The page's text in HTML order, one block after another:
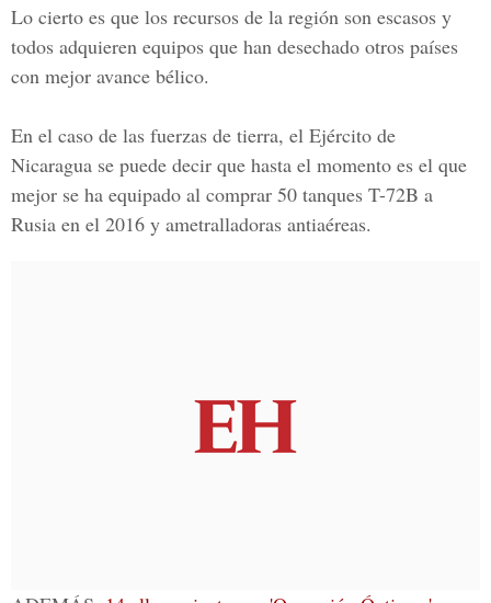
Lo cierto es que los recursos de la región son escasos y
todos adquieren equipos que han desechado otros países
con mejor avance bélico.
En el caso de las fuerzas de tierra, el Ejército de
Nicaragua se puede decir que hasta el momento es el que
mejor se ha equipado al comprar 50 tanques T-72B a
Rusia en el 2016 y ametralladoras antiaéreas.